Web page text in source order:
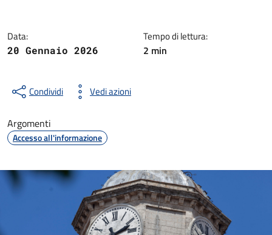
Data:
20 Gennaio 2026
Tempo di lettura:
2 min
Condividi Vedi azioni
Argomenti
Accesso all'informazione